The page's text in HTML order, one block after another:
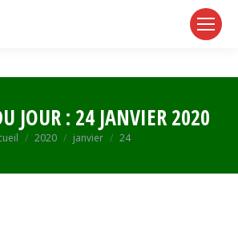
JOUR : 24 JANVIER 2020
êtes ici :
2020 janvier 24